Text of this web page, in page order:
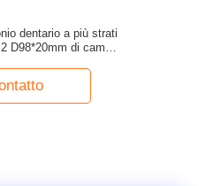
dentario a più strati
D98*20mm di camma